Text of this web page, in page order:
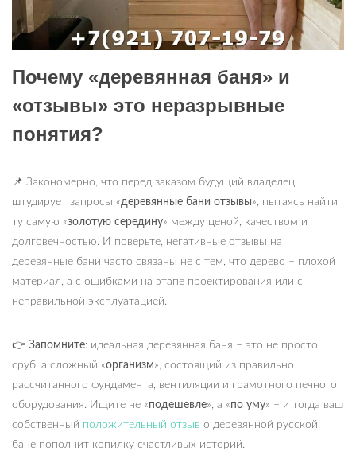
Почему «деревянная баня» и
«отзывы» это неразрывные
понятия?
📌 Закономерно, что перед заказом будущий владелец
штудирует запросы «деревянные бани отзывы», пытаясь найти
ту самую «золотую середину» между ценой, качеством и
долговечностью. И поверьте, негативные отзывы на
деревянные бани часто связаны не с тем, что дерево – плохой
материал, а с ошибками на этапе проектирования или с
неправильной эксплуатацией.
👉 Запомните: идеальная деревянная баня – это не просто
сруб, а сложный «организм», состоящий из правильно
рассчитанного фундамента, вентиляции и грамотного печного
оборудования. Ищите не «подешевле», а «по уму» – и тогда ваш
собственный положительный отзыв о деревянной русской
бане пополнит копилку счастливых историй.